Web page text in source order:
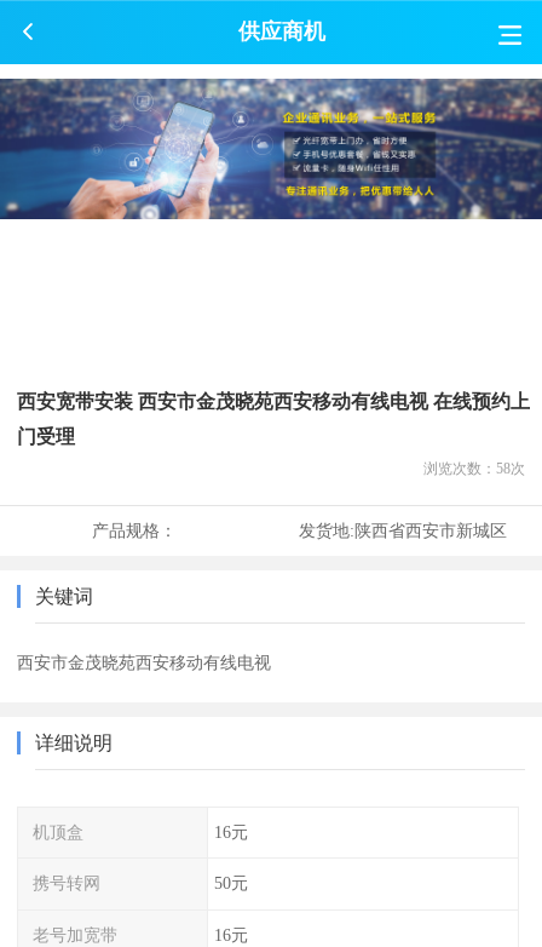
供应商机
西安宽带安装 西安市金茂晓苑西安移动有线电视 在线预约上
门受理
浏览次数： 58次
产品规格： 发货地:陕西省西安市新城区
关键词
西安市金茂晓苑西安移动有线电视
详细说明
机顶盒 16元
携号转网 50元
老号加宽带 16元